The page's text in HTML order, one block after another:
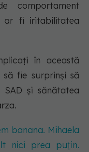
comportament
ar fi iritabilitatea
în această
fie surprinși să
și sănătatea
banana. Mihaela
nici prea puţin.